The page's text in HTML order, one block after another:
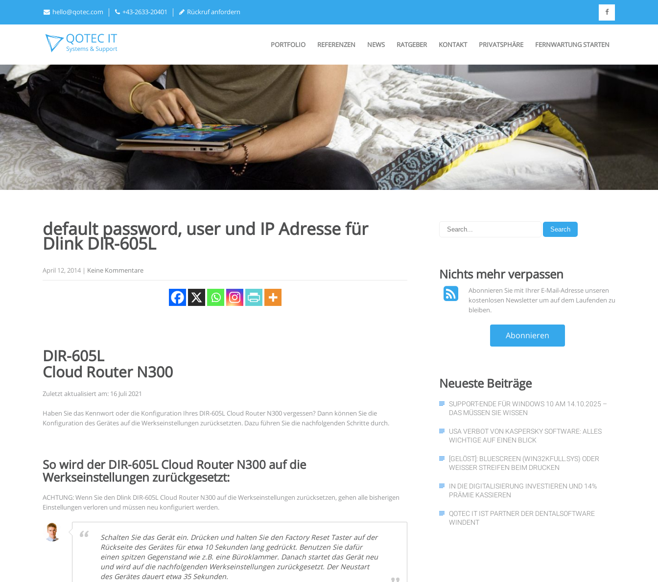
hello@qotec.com +43-2633-20401 Rückruf anfordern
PORTFOLIO REFERENZEN NEWS RATGEBER KONTAKT PRIVATSPHÄRE FERNWARTUNG STARTEN
default password, user und IP Adresse für
Dlink DIR-605L
April 12, 2014 | Keine Kommentare
DIR-605L
Cloud Router N300
Zuletzt aktualisiert am: 16 Juli 2021
Haben Sie das Kennwort oder die Konfiguration Ihres DIR-605L Cloud Router N300 vergessen? Dann können Sie die
Konfiguration des Gerätes auf die Werkseinstellungen zurücksetzten. Dazu führen Sie die nachfolgenden Schritte durch.
So wird der DIR-605L Cloud Router N300 auf die
Werkseinstellungen zurückgesetzt:
ACHTUNG: Wenn Sie den Dlink DIR-605L Cloud Router N300 auf die Werkseinstellungen zurücksetzen, gehen alle bisherigen
Einstellungen verloren und müssen neu konfiguriert werden.
Schalten Sie das Gerät ein. Drücken und halten Sie den Factory Reset Taster auf der
Rückseite des Gerätes für etwa 10 Sekunden lang gedrückt. Benutzen Sie dafür
einen spitzen Gegenstand wie z.B. eine Büroklammer. Danach startet das Gerät neu
und wird auf die nachfolgenden Werkseinstellungen zurückgesetzt. Der Neustart
des Gerätes dauert etwa 35 Sekunden.
Nichts mehrverpassen
Abonnieren Sie mit Ihrer E-Mail-Adresse unseren
kostenlosen Newsletter um auf dem Laufenden zu
bleiben.
Abonnieren
Neueste Beiträge
SUPPORT-ENDE FÜR WINDOWS 10 AM 14.10.2025 –
DAS MÜSSEN SIE WISSEN
USA VERBOT VON KASPERSKY SOFTWARE: ALLES
WICHTIGE AUF EINEN BLICK
[GELÖST]: BLUESCREEN (WIN32KFULL.SYS) ODER
WEISSER STREIFEN BEIM DRUCKEN
IN DIE DIGITALISIERUNG INVESTIEREN UND 14%
PRÄMIE KASSIEREN
QOTEC IT IST PARTNER DER DENTALSOFTWARE
WINDENT